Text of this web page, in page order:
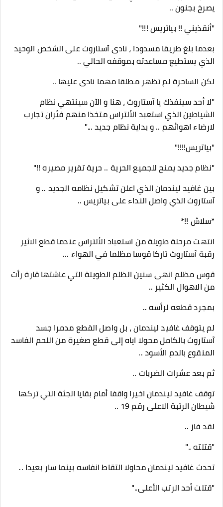
يصرخ بجنون ..
"أنقذيني !! بياتريس !!!"
بعدما بلغ طريقا مسدودا ، نادى آستاروث على الشخص الوحيد
الذي يستطيع مساعدته بموقفه الحالي ..
لكن الساحرة لم تظهر مطلقا مهما نادى عليها ..
"لا أحد سينفذك يا آستاروث ، هنا و الآن سينتهي نظام
الشياطين الذي استعبد الألتراس متخذا منهم فئران تجارب
لارضاء اهوائهم .. و بداية نظام جديد ..."
"بياتريس!!!!"
"نظام جديد يمنح للجميع الحرية .. حرية تقرير مصيره !!"
بين غافيد ليندمان الذي اعلن تشكيل نظامه الجديد .. و
آستاروث الذي واصل النداء على بياتريس ..
*سلاش !!*
انتهت مرحلة طويلة من استعباد الألتراس عندما قطع الاثير
رقبة آستاروث تاركا قوسا مظلما في الهواء ...
قوس مظلم انهى سنين الظلم الطويلة التي عاشتها قارة رأت
من الاهوال الكثير ..
بمجرد قطعه لرأسه ..
لم يتوقف غافيد ليندمان ، بل واصل القطع مدمرا جسد
آستاروث بالكامل محولا اياه إلى قطع صغيرة من اللحم الفاسد
المنقوع بالدم الأسود ..
ثم بعد عشرات الضربات ..
توقف غافيد ليندمان اخيرا واقفا أمام بقايا الجثة التي تركها
شيطان الرتبة الاعلى رقم 19 ..
لقد فاز ..
"قتلته .."
تحدث غافيد ليندمان محاولا التقاط انفاسه بينما سار بعيدا ..
"قتلت أحد الرتب الأعلى.."